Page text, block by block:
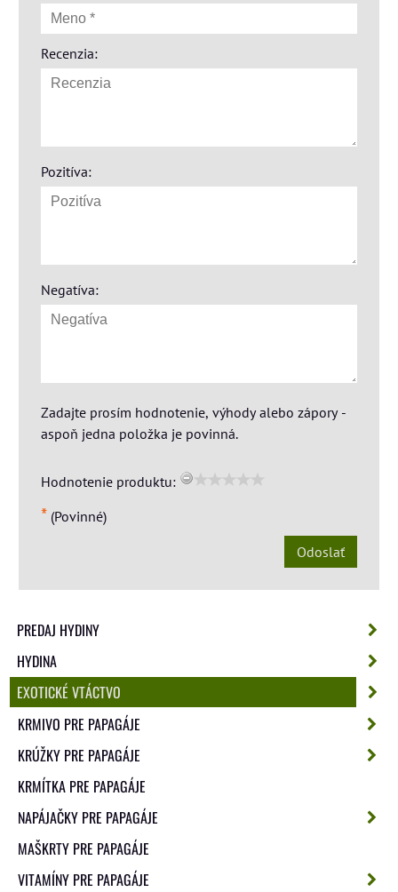
Recenzia:
Pozitíva:
Negatíva:
Zadajte prosím hodnotenie, výhody alebo zápory -
aspoň jedna položka je povinná.
Hodnotenie produktu:
* (Povinné)
Odoslať
PREDAJ HYDINY
HYDINA
EXOTICKÉ VTÁCTVO
KRMIVO PRE PAPAGÁJE
KRÚŽKY PRE PAPAGÁJE
KRMÍTKA PRE PAPAGÁJE
NAPÁJAČKY PRE PAPAGÁJE
MAŠKRTY PRE PAPAGÁJE
VITAMÍNY PRE PAPAGÁJE